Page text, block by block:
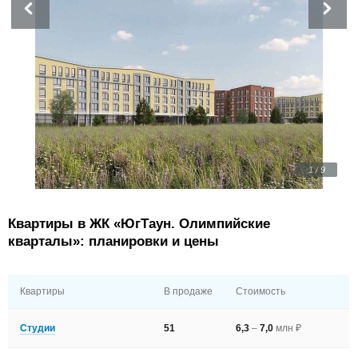
1 / 9
Квартиры в ЖК «ЮгТаун. Олимпийские
кварталы»: планировки и цены
Квартиры В продаже Стоимость
Студии 51 6,3– 7,0млн ₽